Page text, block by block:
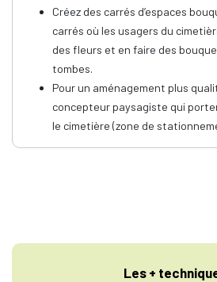
Créez des carrés d’espaces
carrés où les usagers du
des fleurs et en faire des
tombes.
Pour un aménagement plus
concepteur paysagiste qui
le cimetière (zone de
Les +